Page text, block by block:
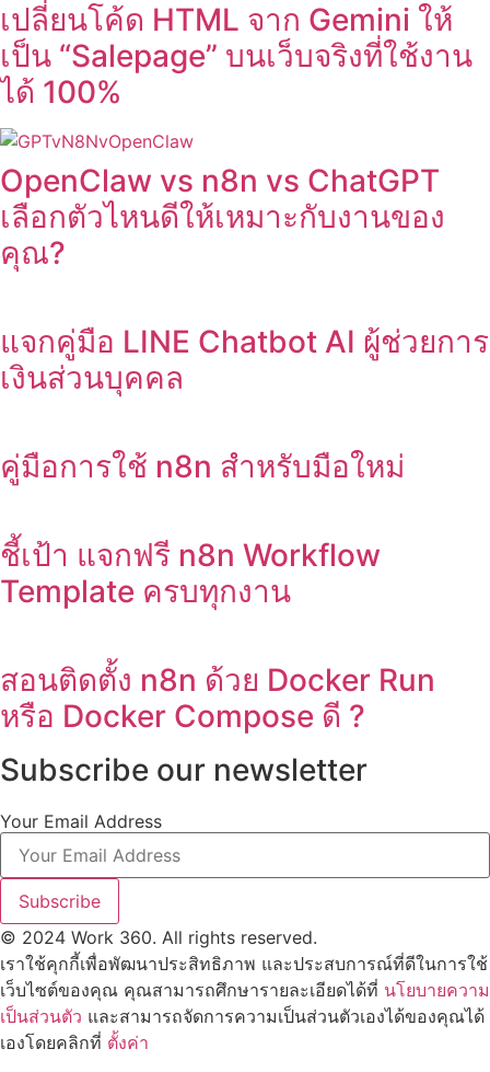
เปลี่ยนโค้ด HTML จาก Gemini ให้
เป็น “Salepage” บนเว็บจริงที่ใช้งาน
ได้ 100%
OpenClaw vs n8n vs ChatGPT
เลือกตัวไหนดีให้เหมาะกับงานของ
คุณ?
แจกคู่มือ LINE Chatbot AI ผู้ช่วยการ
เงินส่วนบุคคล
คู่มือการใช้ n8n สำหรับมือใหม่
ชี้เป้า แจกฟรี n8n Workflow
Template ครบทุกงาน
สอนติดตั้ง n8n ด้วย Docker Run
หรือ Docker Compose ดี ?
Subscribe our newsletter
Your Email Address
Subscribe
© 2024 Work 360. All rights reserved.
เราใช้คุกกี้เพื่อพัฒนาประสิทธิภาพ และประสบการณ์ที่ดีในการใช้
เว็บไซต์ของคุณ คุณสามารถศึกษารายละเอียดได้ที่ นโยบายความ
เป็นส่วนตัว และสามารถจัดการความเป็นส่วนตัวเองได้ของคุณได้
เองโดยคลิกที่ ตั้งค่า